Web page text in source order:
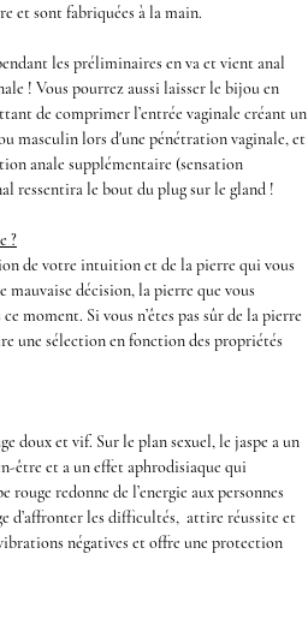
et sont fabriquées à la main.
les préliminaires en va et vient anal
! Vous pourrez aussi laisser le bijou en
de comprimer l’entrée vaginale créant un
masculin lors d'une pénétration vaginale, et
anale supplémentaire (sensation
ressentira le bout duplugsur le gland !
?
de votre intuition et de la pierre qui vous
mauvaise décision, la pierre que vous
moment. Si vous n’êtes pas sûr de la pierre
une sélection en fonction des propriétés
doux et vif. Sur le plan sexuel, le jaspe a un
être et a un effet aphrodisiaque qui
rouge redonne de l’energie aux personnes
d’affronter les difficultés, attire réussite et
négatives et offre une protection